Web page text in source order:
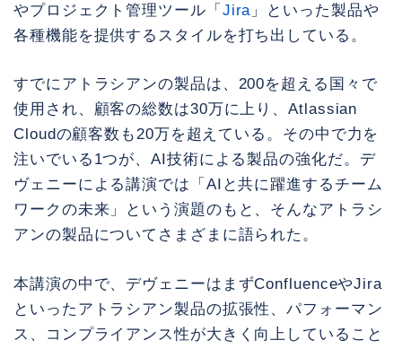
やプロジェクト管理ツール「 Jira 」といった製品や
各種機能を提供するスタイルを打ち出している。
すでにアトラシアンの製品は、200を超える国々で
使用され、顧客の総数は30万に上り、Atlassian
Cloudの顧客数も20万を超えている。その中で力を
注いでいる1つが、AI技術による製品の強化だ。デ
ヴェニーによる講演では「AIと共に躍進するチーム
ワークの未来」という演題のもと、そんなアトラシ
アンの製品についてさまざまに語られた。
本講演の中で、デヴェニーはまずConfluenceやJira
といったアトラシアン製品の拡張性、パフォーマン
ス、コンプライアンス性が大きく向上していること